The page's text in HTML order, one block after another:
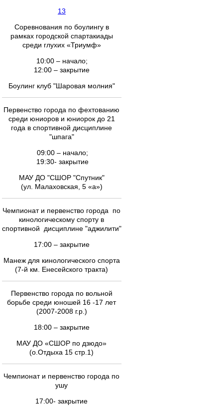
13
Соревнования по боулингу в
рамках городской спартакиады
среди глухих «Триумф»
10:00 – начало;
12:00 – закрытие
Боулинг клуб "Шаровая молния"
Первенство города по фехтованию
среди юниоров и юниорок до 21
года в спортивной дисциплине
"шпага"
09:00 – начало;
19:30- закрытие
МАУ ДО "СШОР "Спутник"
(ул. Малаховская, 5 «а»)
Чемпионат и первенство города по
кинологическому спорту в
спортивной дисциплине "аджилити"
17:00 – закрытие
Манеж для кинологического спорта
(7-й км. Енесейского тракта)
Первенство города по вольной
борьбе среди юношей 16 -17 лет
(2007-2008 г.р.)
18:00 – закрытие
МАУ ДО «СШОР по дзюдо»
(о.Отдыха 15 стр.1)
Чемпионат и первенство города по
ушу
17:00- закрытие